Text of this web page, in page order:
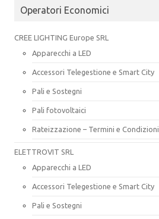
Operatori Economici
CREE LIGHTING Europe SRL
Apparecchi a LED
Accessori Telegestione e Smart City
Pali e Sostegni
Pali fotovoltaici
Rateizzazione – Termini e Condizioni
ELETTROVIT SRL
Apparecchi a LED
Accessori Telegestione e Smart City
Pali e Sostegni